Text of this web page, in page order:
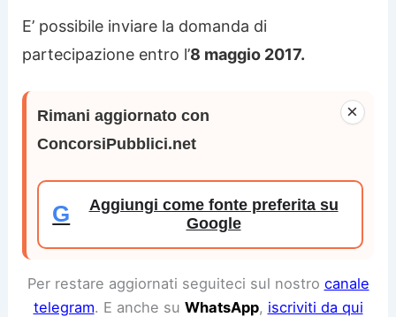
E’ possibile inviare la domanda di
partecipazione entro l’8 maggio 2017.
×
Rimani aggiornato con
ConcorsiPubblici.net
G
Aggiungi come fonte preferita su
Google
Per restare aggiornati seguiteci sul nostro canale
telegram. E anche su WhatsApp, iscriviti da qui